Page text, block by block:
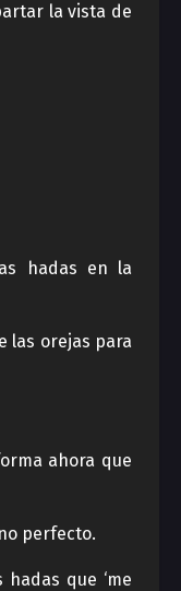
la vista de
hadas en la
las orejas para
ahora que
perfecto.
que ‘me